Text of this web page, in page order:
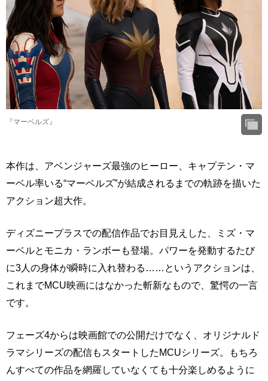
『マーベルズ』
本作は、アベンジャーズ最強のヒーロー、キャプテン・マ
ーベル率いる“マーベルズ”が結成されるまでの軌跡を描いた
アクション超大作。
ディズニープラスでの配信作品でお目見えした、ミズ・マ
ーベルとモニカ・ランボーも登場。パワーを発動するたび
に3人の身体が瞬時に入れ替わる……というアクションは、
これまでMCU映画にはなかった斬新なもので、驚愕の一言
です。
フェーズ4からは映画館での公開だけでなく、オリジナルド
ラマシリーズの配信もスタートしたMCUシリーズ。もちろ
んすべての作品を網羅していなくても十分楽しめるように